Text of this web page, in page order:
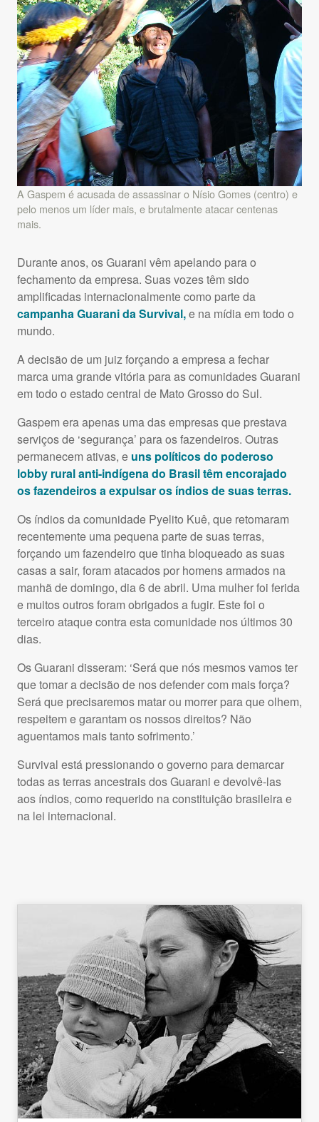
A Gaspem é acusada de assassinar o Nísio Gomes (centro) e
pelo menos um líder mais, e brutalmente atacar centenas
mais.
Durante anos, os Guarani vêm apelando para o
fechamento da empresa. Suas vozes têm sido
amplificadas internacionalmente como parte da
campanha Guarani da Survival,e na mídia em todo o
mundo.
A decisão de um juiz forçando a empresa a fechar
marca uma grande vitória para as comunidades Guarani
em todo o estado central de Mato Grosso do Sul.
Gaspem era apenas uma das empresas que prestava
serviços de ‘segurança’ para os fazendeiros. Outras
permanecem ativas, e uns políticos do poderoso
lobby rural anti-indígena do Brasil têm encorajado
os fazendeiros a expulsar os índios de suas terras.
Os índios da comunidade Pyelito Kuê, que retomaram
recentemente uma pequena parte de suas terras,
forçando um fazendeiro que tinha bloqueado as suas
casas a sair, foram atacados por homens armados na
manhã de domingo, dia 6 de abril. Uma mulher foi ferida
e muitos outros foram obrigados a fugir. Este foi o
terceiro ataque contra esta comunidade nos últimos 30
dias.
Os Guarani disseram: ‘Será que nós mesmos vamos ter
que tomar a decisão de nos defender com mais força?
Será que precisaremos matar ou morrer para que olhem,
respeitem e garantam os nossos direitos? Não
aguentamos mais tanto sofrimento.’
Survival está pressionando o governo para demarcar
todas as terras ancestrais dos Guarani e devolvê-las
aos índios, como requerido na constituição brasileira e
na lei internacional.